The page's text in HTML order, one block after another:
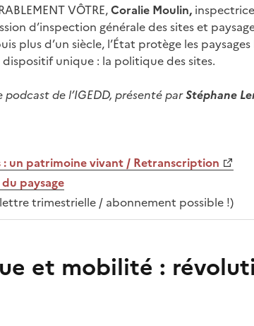
VÔTRE,Coralie Moulin,
d’inspection générale des sites et
plus d’un siècle, l’État protège les
unique : la politique des sites.
podcast de l’IGEDD, présenté parStéphane
: un patrimoine vivant / Retranscription
paysage
trimestrielle / abonnement possible !)
et mobilité :